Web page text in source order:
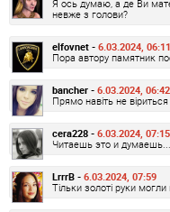
Я ось думаю, а де Ви
невже з голови?
elfovnet - 6.03.2024, 06:11
Пора автору памятник
bancher - 6.03.2024, 06:42
Прямо навіть не віриться
cera228 - 6.03.2024, 07:15
Читаешь это и думаешь...
LrrrB - 6.03.2024, 07:59
Тільки золоті руки